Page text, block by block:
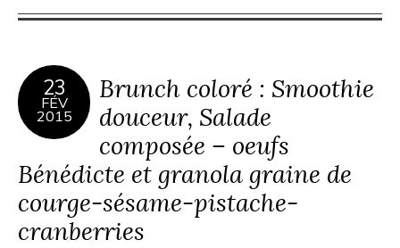
23
FÉV
2015
Brunch coloré : Smoothie
douceur, Salade
composée – oeufs
Bénédicte et granola graine de
courge-sésame-pistache-
cranberries